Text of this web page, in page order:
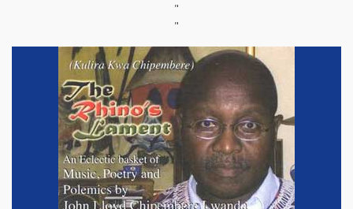
"
"